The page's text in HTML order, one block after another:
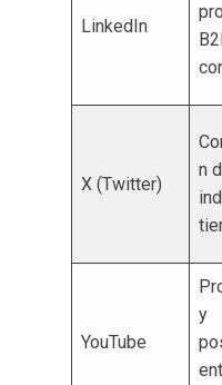
LinkedIn
X (Twitter)
n
YouTube
y